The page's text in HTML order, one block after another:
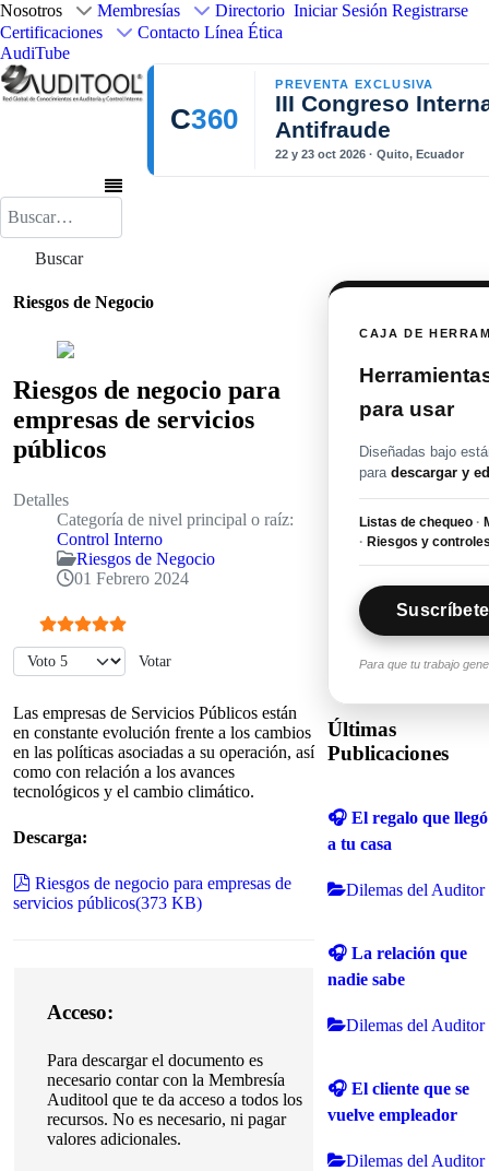
Nosotros Membresías
Directorio
Certificaciones
Contacto Línea Ética
AudiTube
Iniciar Sesión Registrarse
C360
PREVENTA EXCLUSIVA
III Congreso
Antifraude
22 y 23 oct 2026 · Quito, Ecuador
Buscar
Buscar
Riesgos de Negocio
Riesgos de negocio para
empresas de servicios
públicos
Detalles
Categoría de nivel principal o raíz:
Control Interno
Riesgos de Negocio
01 Febrero 2024
Ratio:5/5
Por favor, vote
Las empresas de Servicios Públicos están
en constante evolución frente a los cambios
en las políticas asociadas a su operación, así
como con relación a los avances
tecnológicos y el cambio climático.
Descarga:
pdf
Riesgos de negocio para empresas de
servicios públicos(373 KB)
Acceso:
Para descargar el documento es
necesario contar con la Membresía
Auditool que te da acceso a todos los
recursos.No es necesario, ni pagar
valores adicionales.
CAJA DE
para usar
Diseñadas bajo
paradescargar y
Listas de chequeo ·
· Riesgos y
Para que tu trabajo
Últimas
Publicaciones
🎧 El regalo que llegó
a tu casa
Dilemas del Auditor
🎧 La relación que
nadie sabe
Dilemas del Auditor
🎧 El cliente que se
vuelve empleador
Dilemas del Auditor